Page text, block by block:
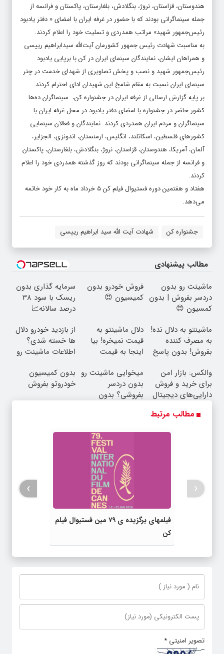
هندوستان، قزاستان، نروژ، بنگلادش، بلغارستان، پاکستان و فرانسه از
جمله سینماگرانی بودند که با حضور در غرفه ایران با امضای « دفتر یادبود
رئیس‌جمهور شهید» مراتب همدردی و تسلیت خود را اعلام کردند.
به مناسبت شهادت رئیس جمهور کشورمان آیت‌الله سیدابراهیم رییسی
و همراهان ایشان، نمایندگان سینمای ایران در کن با برپایی یادبود
رئیس‌جمهور شهید و نصب و پخش تصاویری از شهدای خدمت در چتر
سینمای ایران نسبت به مقام شامخ این شهیدان ادای احترام کردند.
بر پایه گزارش ارسالی از غرفه ایران در جشنواره کن، سینماگران ده‌ها
کشور حاضر در جشنواره با امضای دفتر یادبود در محل غرفه ایران با
سینماگران و مردم ایران همدردی کردند. نمایندگان و فعالان سینمایی
کشورهای فلسطین، اسکاتلند، انگلیس، ارمنستان، اندونزی، الجزایر،
آلمان، آمریکا، هندوستان، قزاستان، نروژ، بنگلادش، بلغارستان، پاکستان
و فرانسه از جمله سینماگرانی بودند که روز گذشته همدردی خود را اعلام
کردند.
هفتاد و هفتمین دوره فستیوال فیلم کن ۵ خرداد ماه به کار خود خاتمه
می‌دهد.
جشنواره کن شهادت آیت الله سید ابراهیم رییسی
مطالب پیشنهادی
ماشینت رو بدون
دردسر بفروش | بدون
کمسیون 😍
فروش خودرو بدون
کمیسیون 😍
سرمایه گذاری بدون
ریسک با سود 38
درصد سالانه📈
ماشینتو به دلال نده!
به مصرف کننده
بفروش! بدون پاسخ
دلال ماشینتو به
قیمت نمیخره! بیا
اینجا به قیمت
واقعی*
از بازدید خودرو دلال
ها خسته شدی؟
اطلاعات ماشینت رو
والکس: بازار امن
برای خرید و فروش
دارایی‌های دیجیتال
میخوایی ماشینت رو
بدون دردسر
بفروشی؟ بدون
بدون کمیسیون
خودروتو بفروش
مطالب مرتبط
فیلمهای برگزیده ی ۷۹ مین فستیوال فیلم
کن
‹
›
تصویر امنیتی *